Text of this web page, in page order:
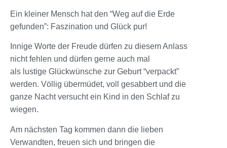
Ein kleiner Mensch hat den “Weg auf die Erde
gefunden”: Faszination und Glück pur!
Innige Worte der Freude dürfen zu diesem Anlass
nicht fehlen und dürfen gerne auch mal
als lustige Glückwünsche zur Geburt “verpackt”
werden. Völlig übermüdet, voll gesabbert und die
ganze Nacht versucht ein Kind in den Schlaf zu
wiegen.
Am nächsten Tag kommen dann die lieben
Verwandten, freuen sich und bringen die